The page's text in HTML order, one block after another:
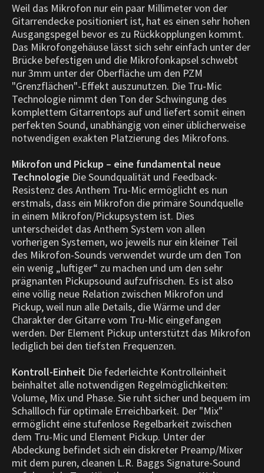
Weil das Mikrofon nur ein paar Millimeter von der
Gitarrendecke positioniert ist, hat es einen sehr hohen
Ausgangspegel bevor es zu Rückkopplungen kommt.
Das Mikrofongehäuse lässt sich sehr einfach unter der
Brücke befestigen und die Mikrofonkapsel schwebt
nur 3mm unter der Oberfläche um den PZM
"Grenzflächen"-Effekt auszunutzen. Die Tru-Mic
Technologie nimmt den Ton der Schwingung des
komplettem Gitarrentops auf und liefert somit einen
perfekten Sound, unabhängig von einer üblicherweise
notwendigen exakten Platzierung des Mikrofons.
Mikrofon und Pickup – eine fundamental neue
Technologie Die Soundqualität und Feedback-
Resistenz des Anthem Tru-Mic ermöglicht es nun
erstmals, dass ein Mikrofon die primäre Soundquelle
in einem Mikrofon/Pickupsystem ist. Dies
unterscheidet das Anthem System von allen
vorherigen Systemen, wo jeweils nur ein kleiner Teil
des Mikrofon-Sounds verwendet wurde um den Ton
ein wenig „luftiger“ zu machen und um den sehr
prägnanten Pickupsound aufzufrischen. Es ist also
eine völlig neue Relation zwischen Mikrofon und
Pickup, weil nun alle Details, die Wärme und der
Charakter der Gitarre vom Tru-Mic eingefangen
werden. Der Element Pickup unterstützt das Mikrofon
lediglich bei den tiefsten Frequenzen.
Kontroll-Einheit Die federleichte Kontrolleinheit
beinhaltet alle notwendigen Regelmöglichkeiten:
Volume, Mix und Phase. Sie ruht sicher und bequem im
Schallloch für optimale Erreichbarkeit. Der "Mix"
ermöglicht eine stufenlose Regelbarkeit zwischen
dem Tru-Mic und Element Pickup. Unter der
Abdeckung befindet sich ein diskreter Preamp/Mixer
mit dem puren, cleanen L.R. Baggs Signature-Sound